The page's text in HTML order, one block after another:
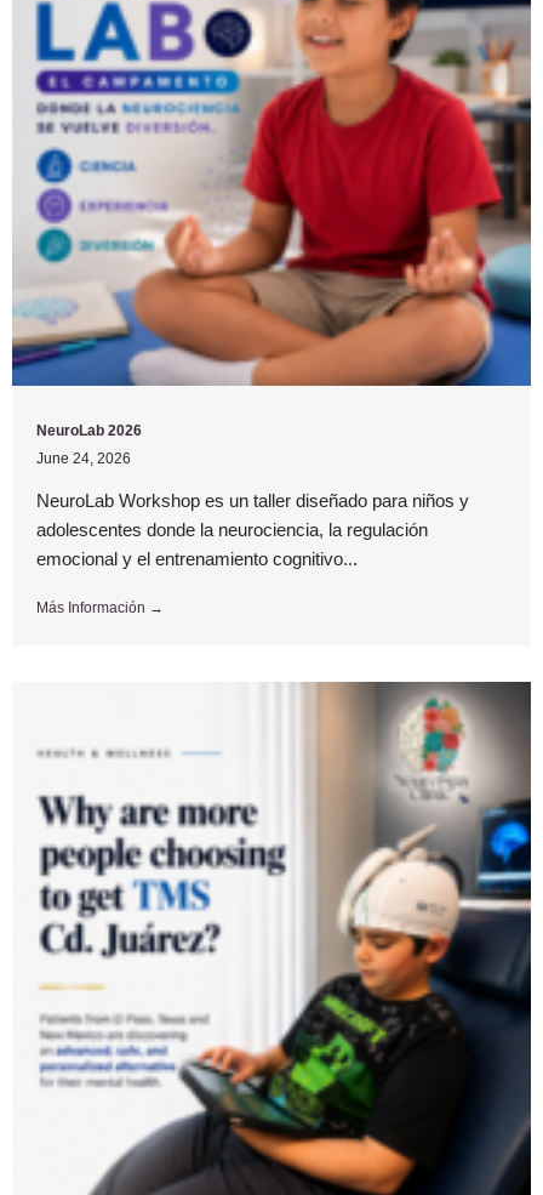
NeuroLab 2026
June 24, 2026
NeuroLab Workshop es un taller diseñado para niños y
adolescentes donde la neurociencia, la regulación
emocional y el entrenamiento cognitivo...
Más Información →